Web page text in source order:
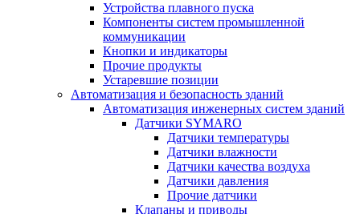
Устройства плавного пуска
Компоненты систем промышленной
коммуникации
Кнопки и индикаторы
Прочие продукты
Устаревшие позиции
Автоматизация и безопасность зданий
Автоматизация инженерных систем зданий
Датчики SYMARO
Датчики температуры
Датчики влажности
Датчики качества воздуха
Датчики давления
Прочие датчики
Клапаны и приводы